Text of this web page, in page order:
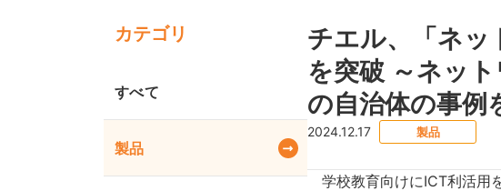
カテゴリ
すべて
製品
チエル、「ネッ
を突破 ～ネッ
の自治体の事例
2024.12.17 製品
学校教育向けにICT利活用